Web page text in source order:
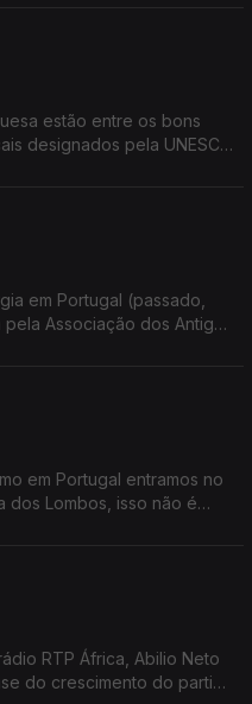
estão entre os bons
designados pela UNESCO
em Portugal (passado,
Associação dos Antigos
em Portugal entramos no
dos Lombos, isso não é
RTP África, Abilio Neto
do crescimento do partido